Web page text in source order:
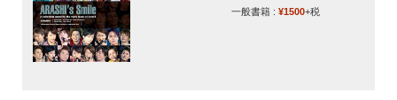
一般書籍 : ¥1500+税